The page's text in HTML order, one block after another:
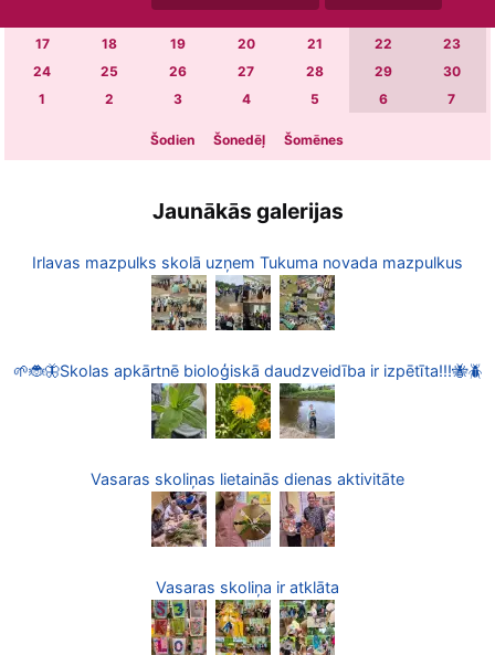
12 13 14 15
17
18 19 20 21 22
23
24
25 26 27 28 29
30
1
2 3 4 5 6 7
Šodien Šonedēļ Šomēnes
Jaunākās galerijas
Irlavas mazpulks skolā uzņem Tukuma novada mazpulkus
🌱🐞🦋Skolas apkārtnē bioloģiskā daudzveidība ir izpētīta!!!🐝🪲
Vasaras skoliņas lietainās dienas aktivitāte
Vasaras skoliņa ir atklāta